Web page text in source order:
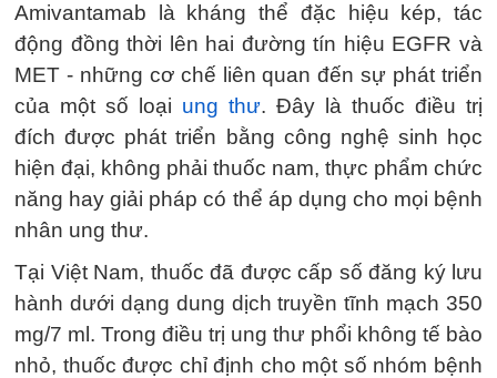
Amivantamab là kháng thể đặc hiệu kép, tác
động đồng thời lên hai đường tín hiệu EGFR và
MET - những cơ chế liên quan đến sự phát triển
của một số loại ung thư. Đây là thuốc điều trị
đích được phát triển bằng công nghệ sinh học
hiện đại, không phải thuốc nam, thực phẩm chức
năng hay giải pháp có thể áp dụng cho mọi bệnh
nhân ung thư.
Tại Việt Nam, thuốc đã được cấp số đăng ký lưu
hành dưới dạng dung dịch truyền tĩnh mạch 350
mg/7 ml. Trong điều trị ung thư phổi không tế bào
nhỏ, thuốc được chỉ định cho một số nhóm bệnh